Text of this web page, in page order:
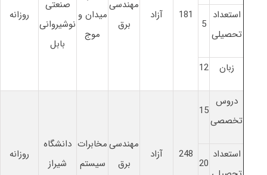
181 آزاد
مهندسی
برق
میدان و
موج
صنعتی
نوشیروانی
بابل
روزانه
استعداد
تحصیلی
5
زبان 12
دروس
تخصصی
15
248 آزاد
مهندسی
برق
مخابرات
سیستم
دانشگاه
شیراز
روزانه
استعداد
20